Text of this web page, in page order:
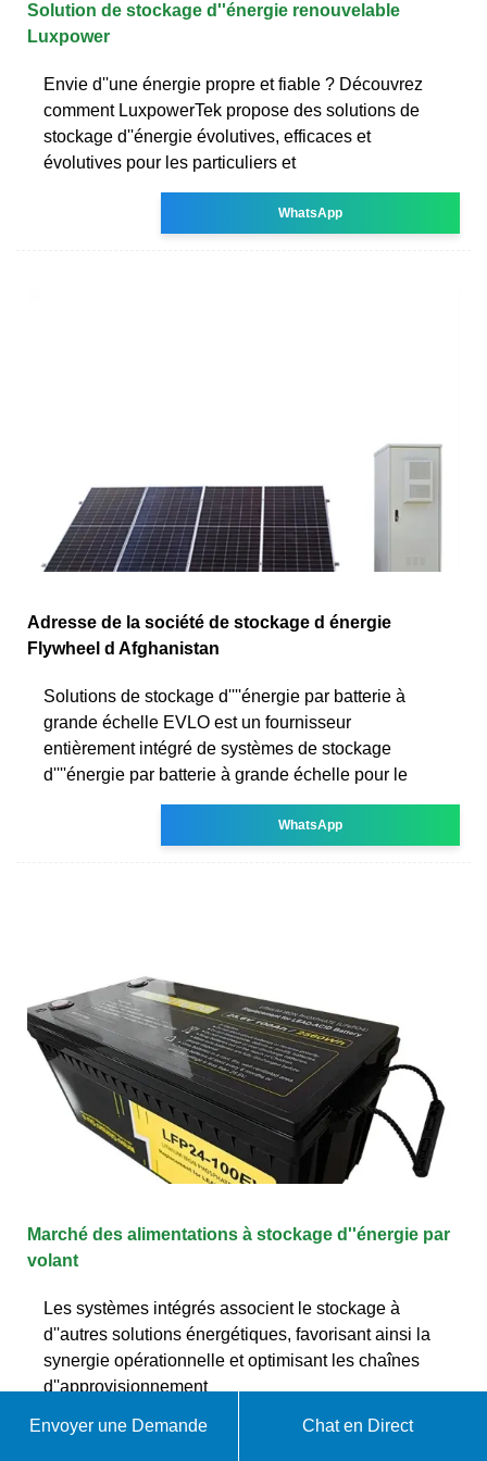
Solution de stockage d''énergie renouvelable
Luxpower
Envie d''une énergie propre et fiable ? Découvrez
comment LuxpowerTek propose des solutions de
stockage d''énergie évolutives, efficaces et
évolutives pour les particuliers et
WhatsApp
Adresse de la société de stockage d énergie
Flywheel d Afghanistan
Solutions de stockage d''''énergie par batterie à
grande échelle EVLO est un fournisseur
entièrement intégré de systèmes de stockage
d''''énergie par batterie à grande échelle pour le
WhatsApp
Marché des alimentations à stockage d''énergie par
volant
Les systèmes intégrés associent le stockage à
d''autres solutions énergétiques, favorisant ainsi la
synergie opérationnelle et optimisant les chaînes
d''approvisionnement
WhatsApp
Envoyer une Demande Chat en Direct